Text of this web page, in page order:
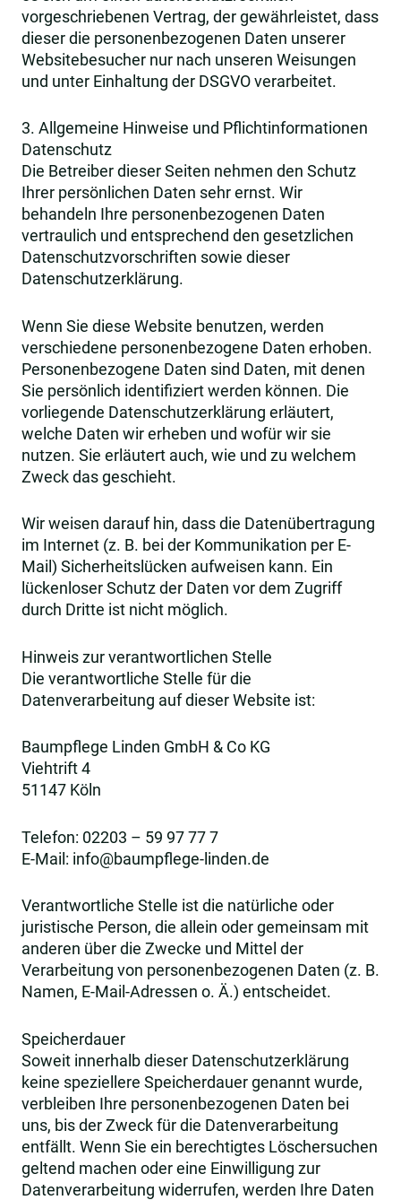
vorgeschriebenen Vertrag, der gewährleistet, dass
dieser die personenbezogenen Daten unserer
Websitebesucher nur nach unseren Weisungen
und unter Einhaltung der DSGVO verarbeitet.
3. Allgemeine Hinweise und Pflicht­informationen
Datenschutz
Die Betreiber dieser Seiten nehmen den Schutz
Ihrer persönlichen Daten sehr ernst. Wir
behandeln Ihre personenbezogenen Daten
vertraulich und entsprechend den gesetzlichen
Datenschutzvorschriften sowie dieser
Datenschutzerklärung.
Wenn Sie diese Website benutzen, werden
verschiedene personenbezogene Daten erhoben.
Personenbezogene Daten sind Daten, mit denen
Sie persönlich identifiziert werden können. Die
vorliegende Datenschutzerklärung erläutert,
welche Daten wir erheben und wofür wir sie
nutzen. Sie erläutert auch, wie und zu welchem
Zweck das geschieht.
Wir weisen darauf hin, dass die Datenübertragung
im Internet (z. B. bei der Kommunikation per E-
Mail) Sicherheitslücken aufweisen kann. Ein
lückenloser Schutz der Daten vor dem Zugriff
durch Dritte ist nicht möglich.
Hinweis zur verantwortlichen Stelle
Die verantwortliche Stelle für die
Datenverarbeitung auf dieser Website ist:
Baumpflege Linden GmbH & Co KG
Viehtrift 4
51147 Köln
Telefon: 02203 – 59 97 77 7
E-Mail: info@baumpflege-linden.de
Verantwortliche Stelle ist die natürliche oder
juristische Person, die allein oder gemeinsam mit
anderen über die Zwecke und Mittel der
Verarbeitung von personenbezogenen Daten (z. B.
Namen, E-Mail-Adressen o. Ä.) entscheidet.
Speicherdauer
Soweit innerhalb dieser Datenschutzerklärung
keine speziellere Speicherdauer genannt wurde,
verbleiben Ihre personenbezogenen Daten bei
uns, bis der Zweck für die Datenverarbeitung
entfällt. Wenn Sie ein berechtigtes Löschersuchen
geltend machen oder eine Einwilligung zur
Datenverarbeitung widerrufen, werden Ihre Daten